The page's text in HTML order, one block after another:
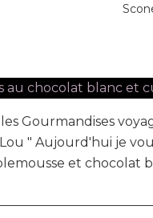
Gourmandises
" Aujourd'hui je
et chocolat